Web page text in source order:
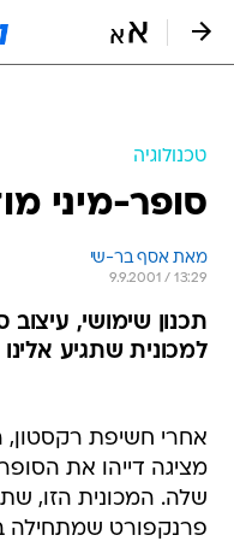
טכנולוגיה
סופר-מיני
מאת אסף בר-שי
9.9.2001 / 13:29
תכנון שימושי, עיצוב
למכונית שתגיע
אחרי חשיפת
מציגה דייהו את
שלה. המכונית הזו,
פרנקפורט שמתחילה